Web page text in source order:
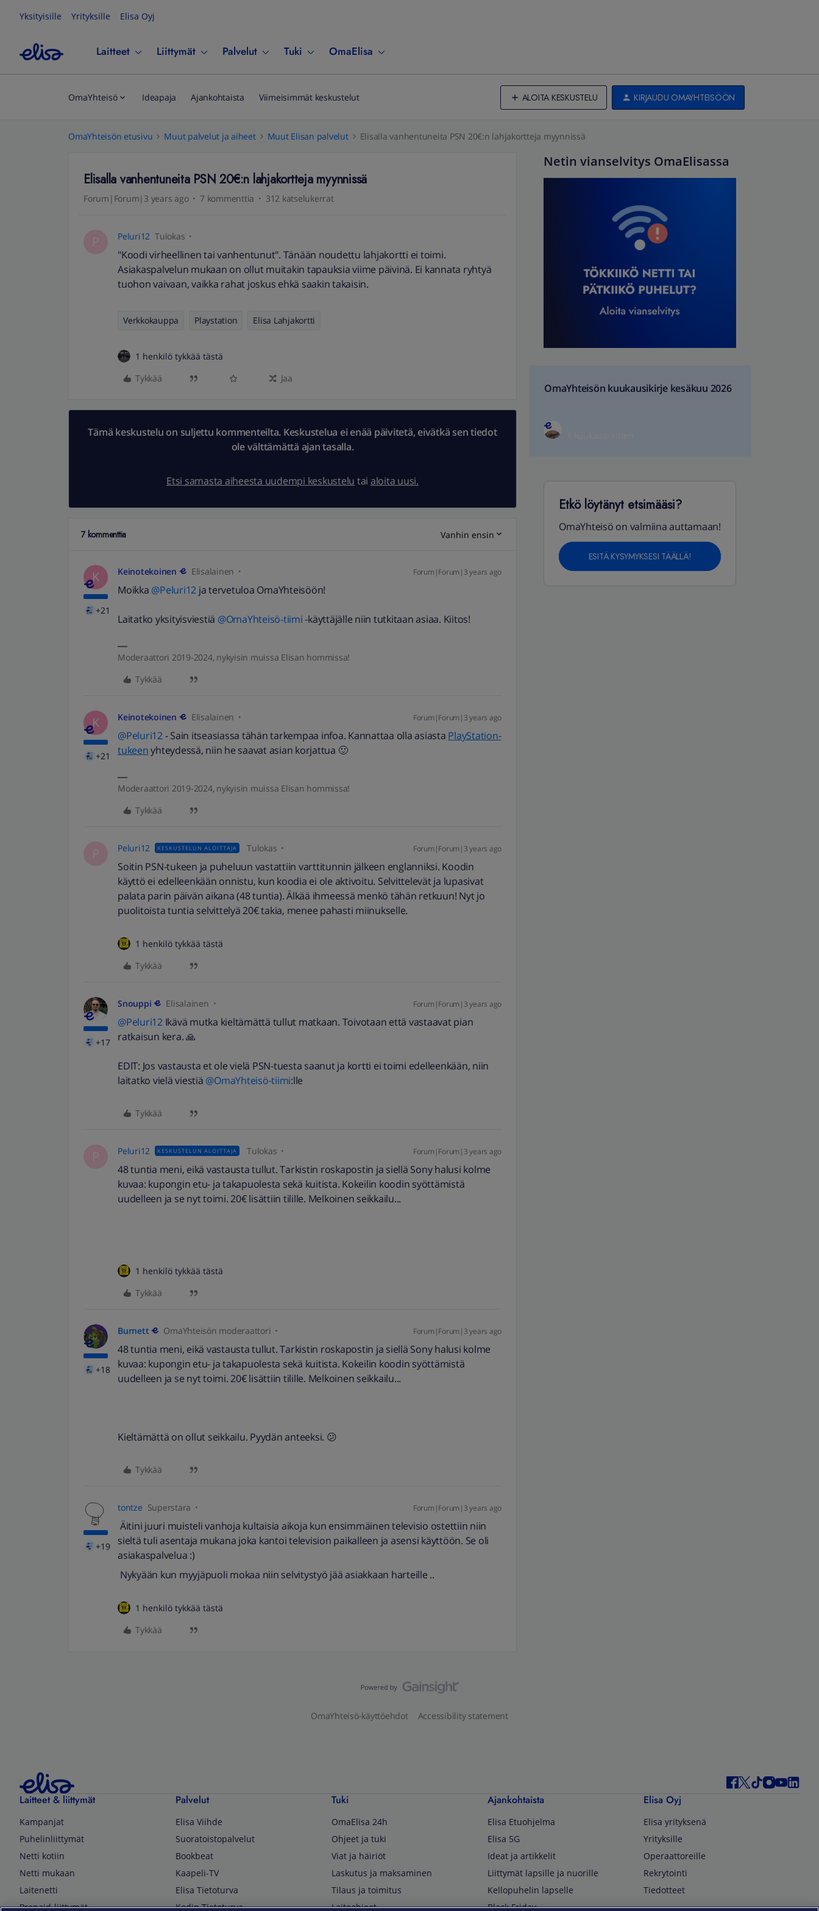
Yksityisille Yrityksille Elisa Oyj
Laitteet Liittymät Palvelut Tuki OmaElisa
OmaYhteisö Ideapaja Ajankohtaista Viimeisimmät keskustelut ALOITA KESKUSTELU KIRJAUDU OMAYHTEISÖÖN
OmaYhteisön etusivu Muut palvelut ja aiheet Muut Elisan palvelut Elisalla vanhentuneita PSN 20€:n lahjakortteja myynnissä
Elisalla vanhentuneita PSN 20€:n lahjakortteja myynnissä
Forum|Forum|3 years ago 7 kommenttia 312 katselukerrat
P Peluri12 Tulokas
"Koodi virheellinen tai vanhentunut". Tänään noudettu lahjakortti ei toimi.
Asiakaspalvelun mukaan on ollut muitakin tapauksia viime päivinä. Ei kannata ryhtyä
tuohon vaivaan, vaikka rahat joskus ehkä saakin takaisin.
Verkkokauppa Playstation Elisa Lahjakortti
1 henkilö tykkää tästä
Tykkää
Jaa
Tämä keskustelu on suljettu kommenteilta. Keskustelua ei enää päivitetä, eivätkä sen tiedot
ole välttämättä ajan tasalla.
Etsi samasta aiheesta uudempi keskustelu tai aloita uusi.
7 kommenttia Vanhin ensin
K
+21
Keinotekoinen Elisalainen Forum|Forum|3 years ago
Moikka @Peluri12 ja tervetuloa OmaYhteisöön!
Laitatko yksityisviestiä @OmaYhteisö-tiimi-käyttäjälle niin tutkitaan asiaa. Kiitos!
Moderaattori 2019-2024, nykyisin muissa Elisan hommissa!
Tykkää
K
+21
Keinotekoinen Elisalainen Forum|Forum|3 years ago
@Peluri12- Sain itseasiassa tähän tarkempaa infoa. Kannattaa olla asiasta PlayStation-
tukeenyhteydessä, niin he saavat asian korjattua 🙂
Moderaattori 2019-2024, nykyisin muissa Elisan hommissa!
Tykkää
P Peluri12 KESKUSTELUN ALOITTAJA Tulokas Forum|Forum|3 years ago
Soitin PSN-tukeen ja puheluun vastattiin varttitunnin jälkeen englanniksi. Koodin
käyttö ei edelleenkään onnistu, kun koodia ei ole aktivoitu. Selvittelevät ja lupasivat
palata parin päivän aikana (48 tuntia). Älkää ihmeessä menkö tähän retkuun! Nyt jo
puolitoista tuntia selvittelyä 20€ takia, menee pahasti miinukselle.
1 henkilö tykkää tästä
Tykkää
+17
Snouppi Elisalainen Forum|Forum|3 years ago
@Peluri12Ikävä mutka kieltämättä tullut matkaan. Toivotaan että vastaavat pian
ratkaisun kera. 🙏
EDIT: Jos vastausta et ole vielä PSN-tuesta saanut ja kortti ei toimi edelleenkään, niin
laitatko vielä viestiä @OmaYhteisö-tiimi:lle
Tykkää
P Peluri12 KESKUSTELUN ALOITTAJA Tulokas Forum|Forum|3 years ago
48 tuntia meni, eikä vastausta tullut. Tarkistin roskapostin ja siellä Sony halusi kolme
kuvaa: kupongin etu- ja takapuolesta sekä kuitista. Kokeilin koodin syöttämistä
uudelleen ja se nyt toimi. 20€ lisättiin tilille. Melkoinen seikkailu...
1 henkilö tykkää tästä
Tykkää
+18
Burnett OmaYhteisön moderaattori Forum|Forum|3 years ago
48 tuntia meni, eikä vastausta tullut. Tarkistin roskapostin ja siellä Sony halusi kolme
kuvaa: kupongin etu- ja takapuolesta sekä kuitista. Kokeilin koodin syöttämistä
uudelleen ja se nyt toimi. 20€ lisättiin tilille. Melkoinen seikkailu...
Kieltämättä on ollut seikkailu. Pyydän anteeksi. 😕
Tykkää
+19
tontze Superstara Forum|Forum|3 years ago
Äitini juuri muisteli vanhoja kultaisia aikoja kun ensimmäinen televisio ostettiin niin
sieltä tuli asentaja mukana joka kantoi television paikalleen ja asensi käyttöön. Se oli
asiakaspalvelua :)
Nykyään kun myyjäpuoli mokaa niin selvitystyö jää asiakkaan harteille ..
1 henkilö tykkää tästä
Tykkää
Netin vianselvitys OmaElisassa
OmaYhteisön kuukausikirje kesäkuu 2026
Etkö löytänyt etsimääsi?
OmaYhteisö on valmiina auttamaan!
ESITÄ KYSYMYKSESI TÄÄLLÄ!
OmaYhteisö-käyttöehdot Accessibility statement
Laitteet & liittymät
Kampanjat
Puhelinliittymät
Netti kotiin
Netti mukaan
Laitenetti
Prepaid-liittymät
Palvelut
Elisa Viihde
Suoratoistopalvelut
Bookbeat
Kaapeli-TV
Elisa Tietoturva
Kodin Tietoturva
Tuki
OmaElisa 24h
Ohjeet ja tuki
Viat ja häiriöt
Laskutus ja maksaminen
Tilaus ja toimitus
Laiteohjeet
Ajankohtaista
Elisa Etuohjelma
Elisa 5G
Ideat ja artikkelit
Liittymät lapsille ja nuorille
Kellopuhelin lapselle
Black Friday
Elisa Oyj
Elisa yrityksenä
Yrityksille
Operaattoreille
Rekrytointi
Tiedotteet